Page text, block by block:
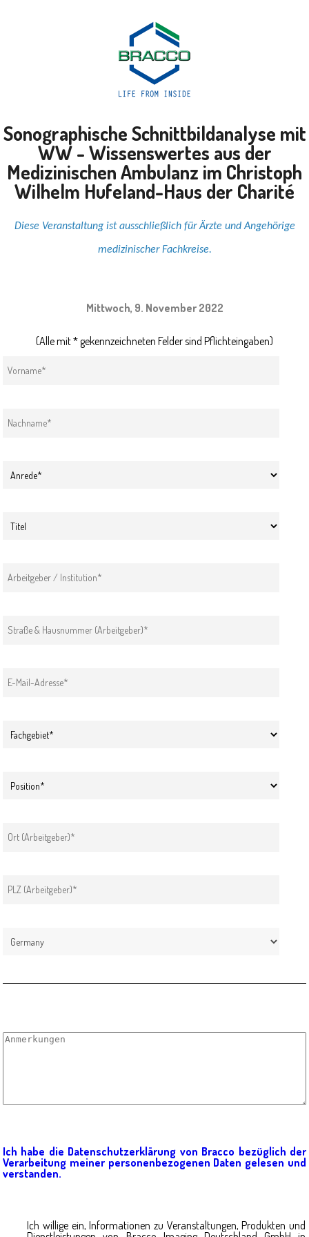
Sonographische Schnittbildanalyse mit
WW - Wissenswertes aus der
Medizinischen Ambulanz im Christoph
Wilhelm Hufeland-Haus der Charité
Diese Veranstaltung ist ausschließlich für Ärzte und Angehörige
medizinischer Fachkreise.
Mittwoch, 9. November 2022
(Alle mit * gekennzeichneten Felder sind Pflichteingaben)
Ich habe die Datenschutzerklärung von Bracco bezüglich der
Verarbeitung meiner personenbezogenen Daten gelesen und
verstanden.
Ich willige ein, Informationen zu Veranstaltungen, Produkten und